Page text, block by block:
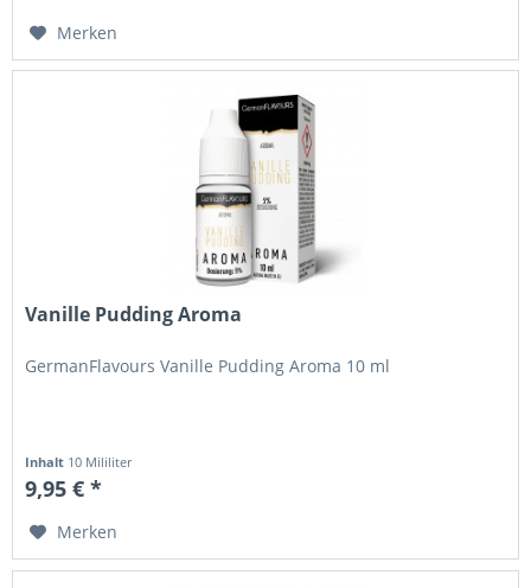
Merken
Vanille Pudding Aroma
GermanFlavours Vanille Pudding Aroma 10 ml
Inhalt 10 Mililiter
9,95 € *
Merken